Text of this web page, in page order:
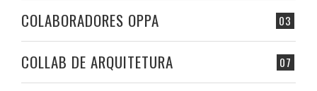
03
COLABORADORES OPPA
07
COLLAB DE ARQUITETURA